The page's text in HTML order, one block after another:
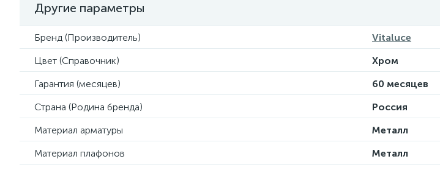
Другие параметры
Бренд (Производитель)
Vitaluce
Цвет (Справочник)
Хром
Гарантия (месяцев)
60 месяцев
Страна (Родина бренда)
Россия
Материал арматуры
Металл
Материал плафонов
Металл